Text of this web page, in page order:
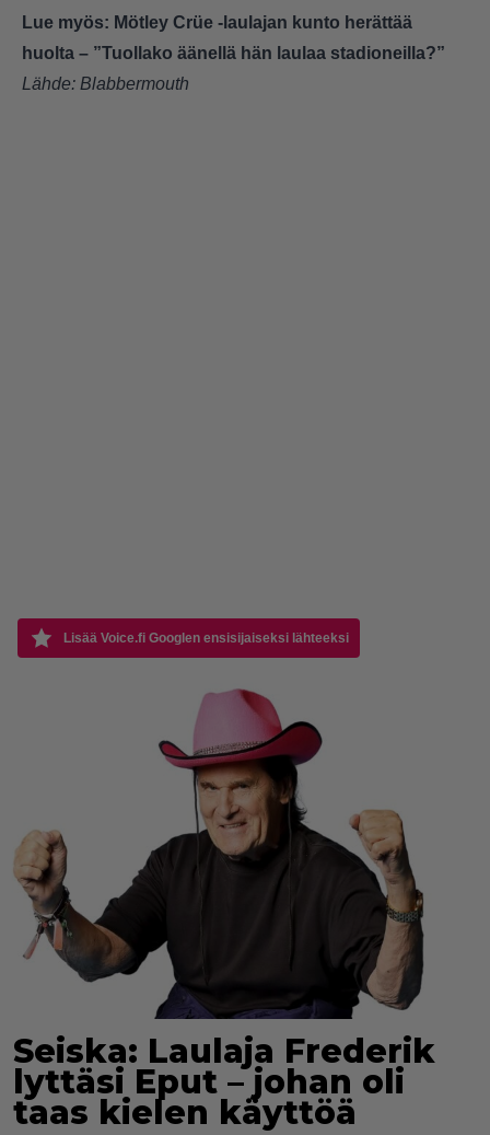
Lue myös: Mötley Crüe -laulajan kunto herättää
huolta – ”Tuollako äänellä hän laulaa stadioneilla?”
Lähde: Blabbermouth
Lisää Voice.fi Googlen ensisijaiseksi lähteeksi
Seiska: Laulaja Frederik
lyttäsi Eput – johan oli
taas kielen käyttöä